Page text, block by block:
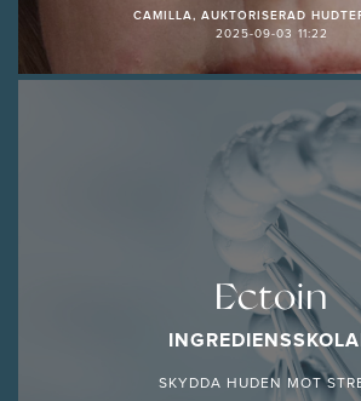
CAMILLA, AUKTORISERAD
2025-09-03 11:22
Ectoin
SKYDDA HUDEN MOT